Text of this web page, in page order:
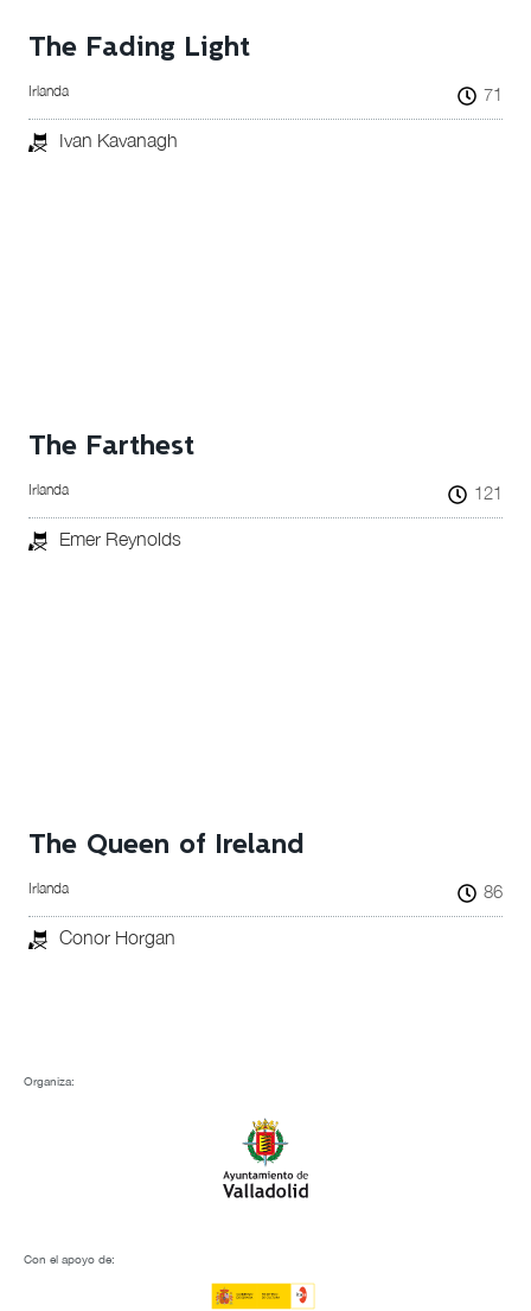
The Fading Light
Irlanda 71
Ivan Kavanagh
The Farthest
Irlanda 121
Emer Reynolds
The Queen of Ireland
Irlanda 86
Conor Horgan
Organiza:
Con el apoyo de: